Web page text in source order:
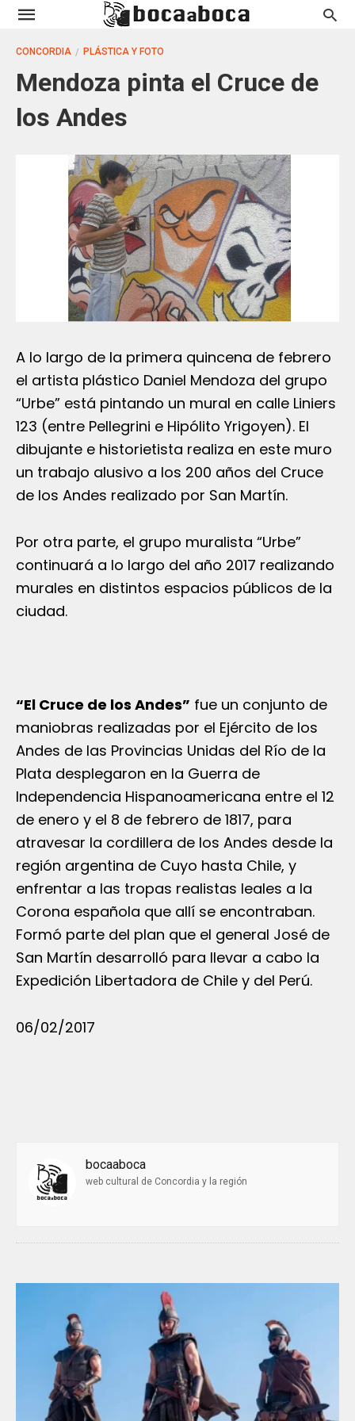
CONCORDIA PLÁSTICA Y FOTO
Mendoza pinta el Cruce de
los Andes
A lo largo de la primera quincena de febrero
el artista plástico Daniel Mendoza del grupo
“Urbe” está pintando un mural en calle Liniers
123 (entre Pellegrini e Hipólito Yrigoyen). El
dibujante e historietista realiza en este muro
un trabajo alusivo a los 200 años del Cruce
de los Andes realizado por San Martín.
Por otra parte, el grupo muralista “Urbe”
continuará a lo largo del año 2017 realizando
murales en distintos espacios públicos de la
ciudad.
“El Cruce de los Andes” fue un conjunto de
maniobras realizadas por el Ejército de los
Andes de las Provincias Unidas del Río de la
Plata desplegaron en la Guerra de
Independencia Hispanoamericana entre el 12
de enero y el 8 de febrero de 1817, para
atravesar la cordillera de los Andes desde la
región argentina de Cuyo hasta Chile, y
enfrentar a las tropas realistas leales a la
Corona española que allí se encontraban.
Formó parte del plan que el general José de
San Martín desarrolló para llevar a cabo la
Expedición Libertadora de Chile y del Perú.
06/02/2017
bocaaboca
web cultural de Concordia y la región